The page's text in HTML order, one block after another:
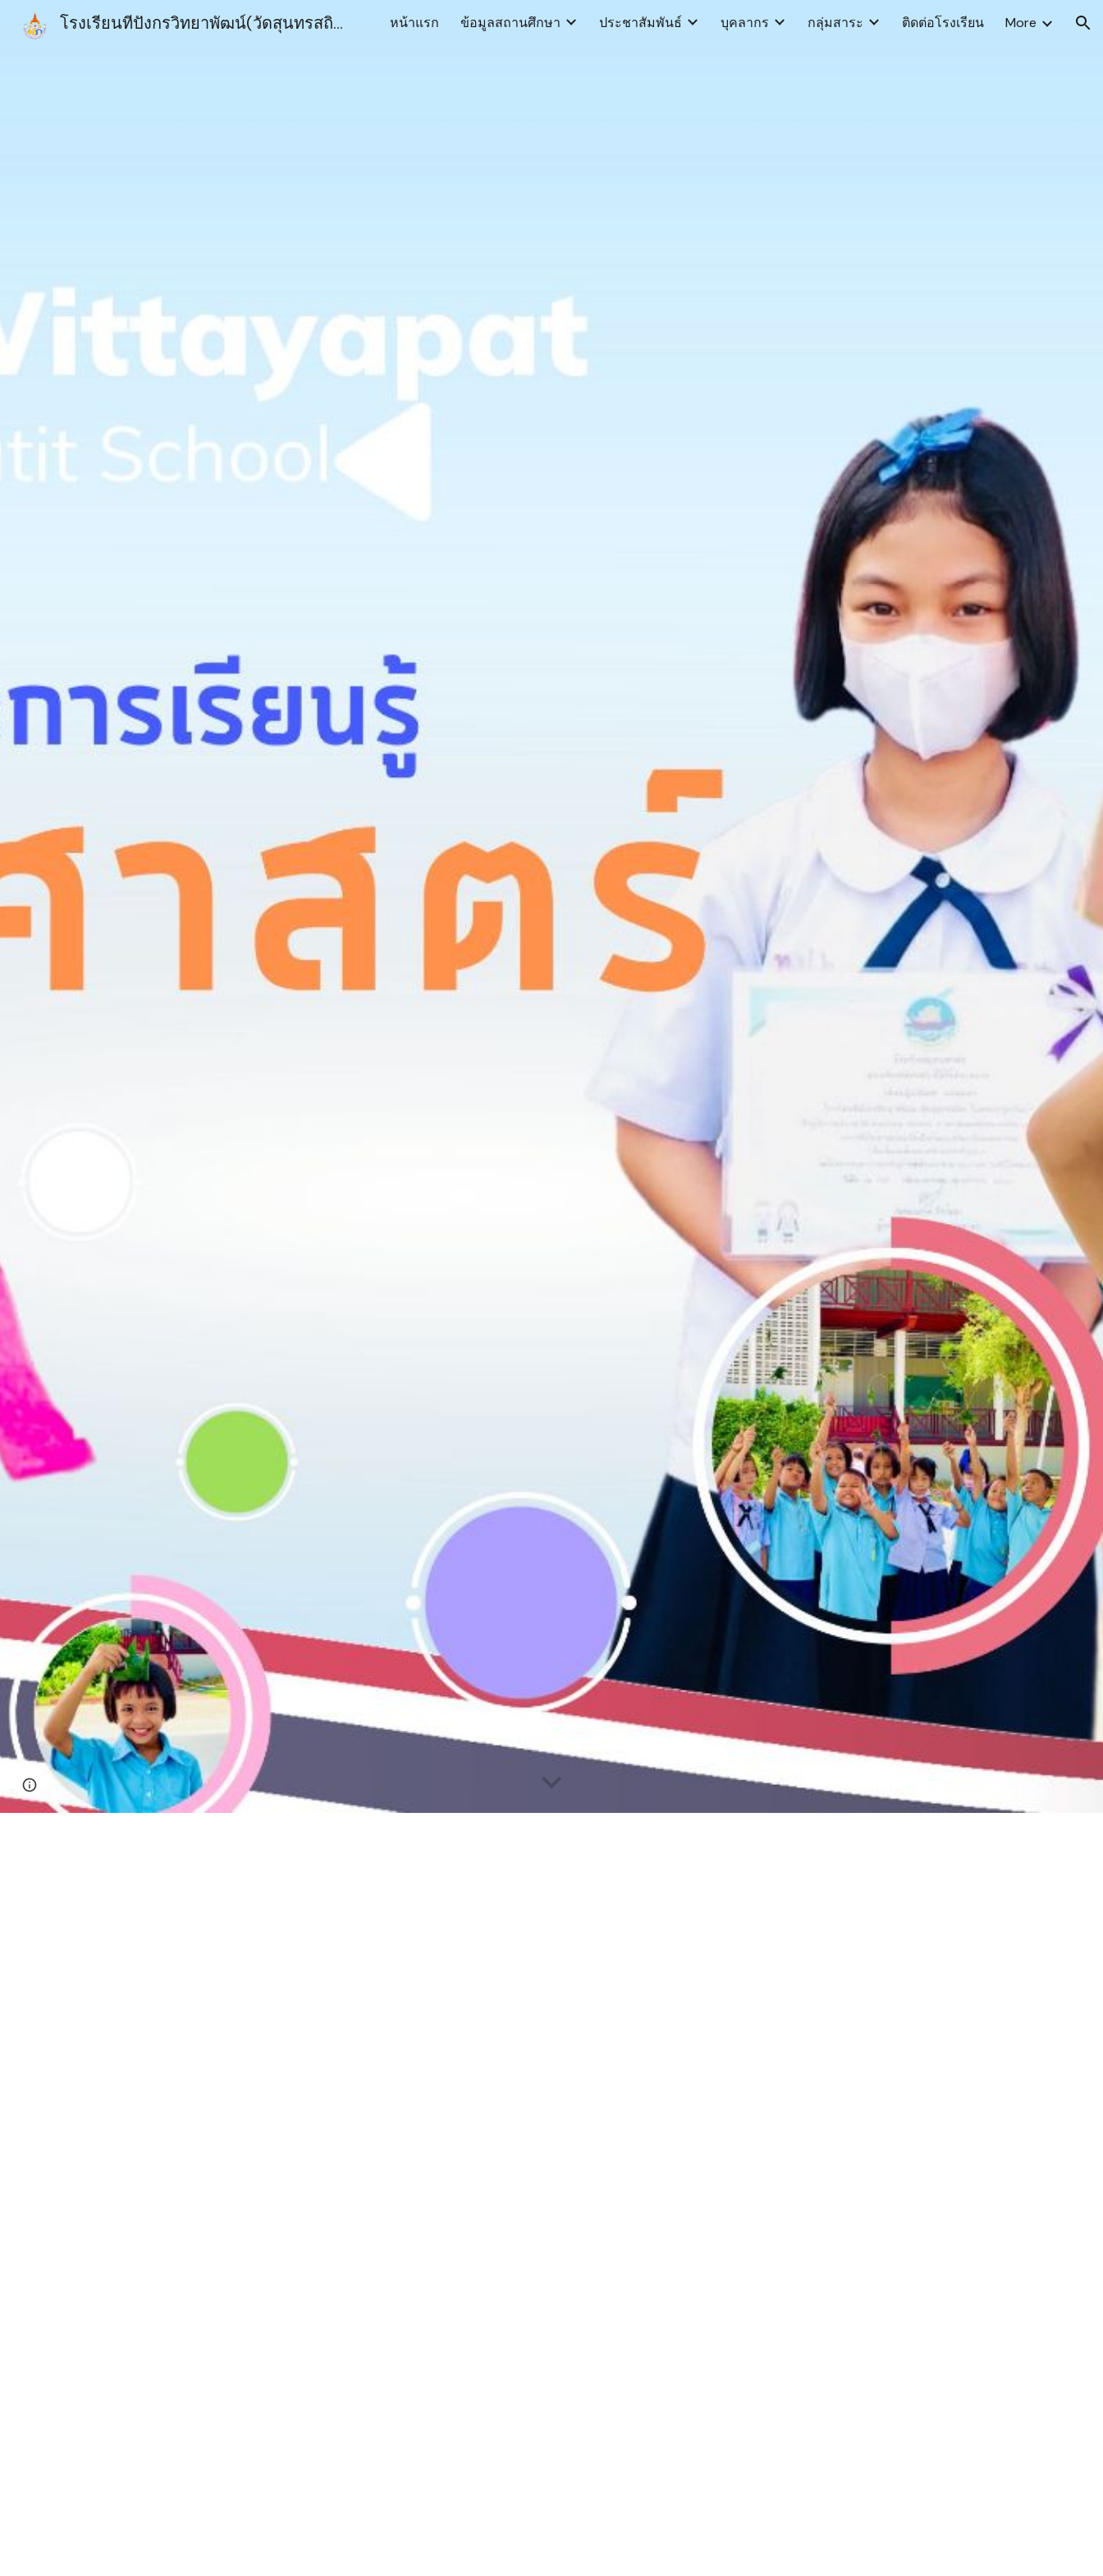
Skip to main content Skip to navigation
โรงเรียนทีปังกรวิทยาพัฒน์(วัดสุนทรสถิต) ในพระราชูปถัมภ์ฯ : : : DPK6 หน้าแรก ข้อมูลสถานศึกษา ประชาสัมพันธ์ บุคลากร กลุ่มสาระ ติดต่อโรงเรียน More
Page
updated
Google Sites Report abuse